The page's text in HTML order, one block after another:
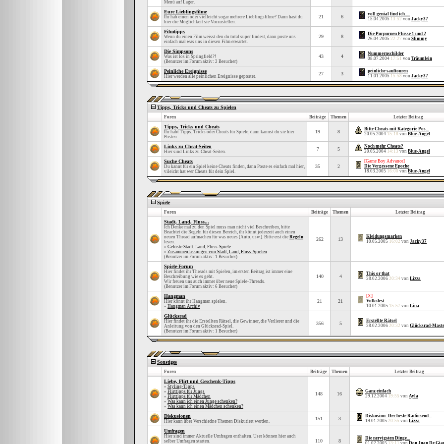
Menü auf Lager.
Eure Lieblingsfilme
Ihr hab einen oder vielleicht sogar mehrere Lieblingsfilme? Dann hast du
hier die Möglichkeit sie Vorzustellen.
21 6
voll genial find ich.....
15.04.2005 13:52 von Jacky37
Filmtipps
Wenn du einen Film weisst den du total super findest, dann poste uns
einfach mal was uns in diesen Film erwartet.
29 8
Die Purpurnen Flüsse 1 und 2
26.04.2005 22:27 von Slimmy
Die Simpsons
Was ist los in Springfield?!
(Benutzer im Forum aktiv: 2 Besucher)
43 4
Nummernschilder
08.07.2004 17:51 von Träumlein
Peinliche Ereignisse
Hier werden alle peinlichen Ereignisse gepostet. 27 3
peinliche sauftouren
11.01.2005 15:58 von Jacky37
Tipps, Tricks und Cheats zu Spielen
Foren Beiträge Themen Letzter Beitrag
Tipps, Tricks und Cheats
Ihr habt Tipps, Tricks oder Cheats für Spiele, dann kannst du sie hier
Posten.
19 8
Bitte Cheats mit Kategorie Pos...
20.05.2004 15:18 von Blue-Angel
Links zu Cheat-Seiten
Hier sind Links zu Cheat-Seiten. 7 5
Noch mehr Cheats?
20.05.2004 14:13 von Blue-Angel
Suche Cheats
Du kannt für ein Spiel keine Cheats finden, dann Poste es einfach mal hier,
vileicht hat wer Cheats für dein Spiel.
35 2
[Game Boy Advance]
Die Vergessene Epoche
18.03.2005 16:00 von Blue-Angel
Spiele
Foren Beiträge Themen Letzter Beitrag
Stadt, Land, Fluss...
Ich Denke mal zu den Spiel muss man nicht viel Beschreiben, bitte
Beachtet die Regeln für diesen Bereich, ihr könnt jederzeit auch einen
neuen Thread aufmachen für was neues (Auto, usw.). Bitte erst die Regeln
lesen.
» Gelöste Stadt, Land, Fluss-Spiele
» Zusammenfassungen von Stadt, Land, Fluss-Spielen
(Benutzer im Forum aktiv: 1 Besucher)
262 13
Kleidungsmarken
10.05.2005 16:02 von Jacky37
Spiele-Forum
Hier findet ihr Threads mit Spielen, im ersten Beitrag ist immer eine
Beschreibung wie es geht.
Wir freuen uns auch immer über neue Spiele-Threads.
(Benutzer im Forum aktiv: 6 Besucher)
140 4
This or that
28.02.2006 20:34 von Lizza
Hangman
Hier könnt ihr Hangman spielen.
» Hangman Archiv
21 21
[X]
Volksfest
10.01.2005 15:57 von Lina
Glücksrad
Hier findet ihr die Erstellten Rätsel, die Gewinner, die Verlierer und die
Anleitung von den Glücksrad-Spiel.
(Benutzer im Forum aktiv: 1 Besucher)
356 5
Erstellte Rätsel
28.02.2006 20:32 von Glücksrad-
Sonstiges
Foren Beiträge Themen Letzter Beitrag
Liebe, Flirt und Geschenk-Tipps
» Styling-Tipps
» Flirttipps für Jungs
» Flirttipps für Mädchen
» Was kann ich einen Junge schenken?
» Was kann ich einen Mädchen schenken?
148 16
Ganz einfach
29.12.2004 19:55 von Ayla
Diskusionen
Hier kann über Verschiedne Themen Diskutiert werden. 151 3
Diskusion: Der beste Radiosend...
19.01.2005 20:55 von Lizza
Umfragen
Hier sind immer Aktuelle Umfragen enthalten. User können hier auch
selber Umfragen starten.
110 8
Die nervigsten Dinge...
01.02.2005 13:11 von Don Juan De